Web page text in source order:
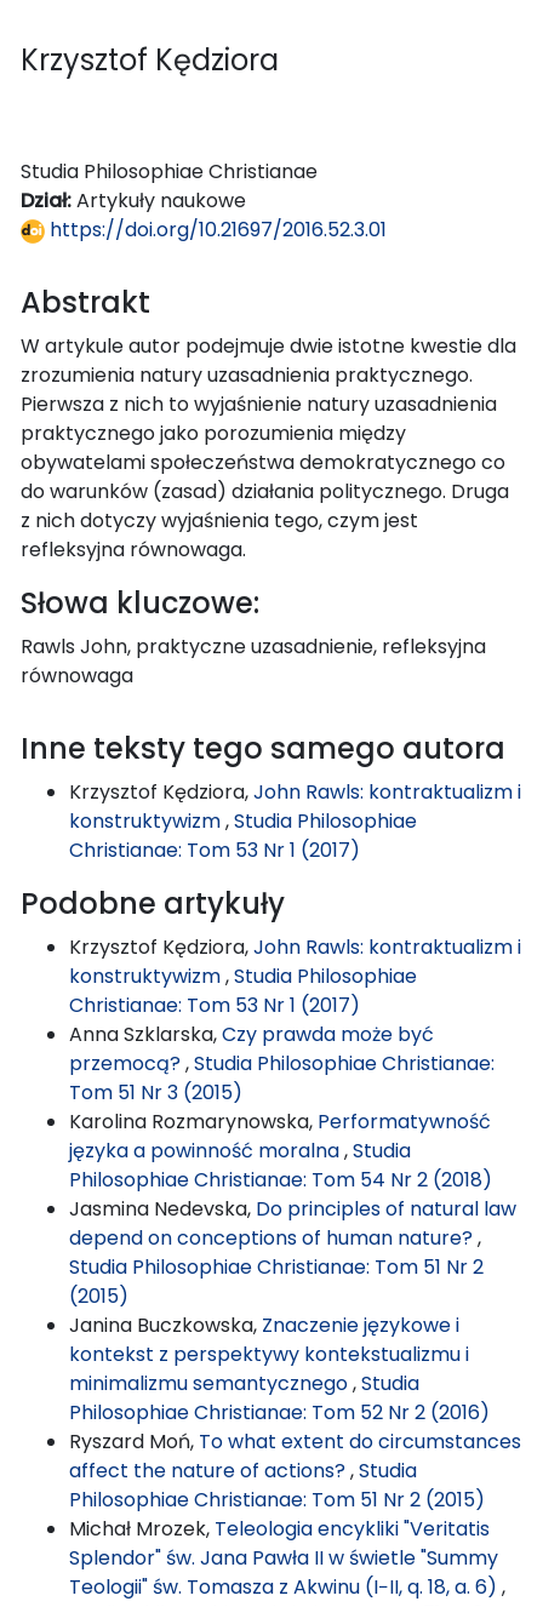
Krzysztof Kędziora
Studia Philosophiae Christianae
Dział:Artykuły naukowe
https://doi.org/10.21697/2016.52.3.01
Abstrakt
W artykule autor podejmuje dwie istotne kwestie dla
zrozumienia natury uzasadnienia praktycznego.
Pierwsza z nich to wyjaśnienie natury uzasadnienia
praktycznego jako porozumienia między
obywatelami społeczeństwa demokratycznego co
do warunków (zasad) działania politycznego. Druga
z nich dotyczy wyjaśnienia tego, czym jest
refleksyjna równowaga.
Słowa kluczowe:
Rawls John, praktyczne uzasadnienie, refleksyjna
równowaga
Inne teksty tego samego autora
Krzysztof Kędziora,John Rawls: kontraktualizm i
konstruktywizm,Studia Philosophiae
Christianae: Tom 53 Nr 1 (2017)
Podobne artykuły
Krzysztof Kędziora,John Rawls: kontraktualizm i
konstruktywizm,Studia Philosophiae
Christianae: Tom 53 Nr 1 (2017)
Anna Szklarska,Czy prawda może być
przemocą?,Studia Philosophiae Christianae:
Tom 51 Nr 3 (2015)
Karolina Rozmarynowska, Performatywność
języka a powinność moralna,Studia
Philosophiae Christianae: Tom 54 Nr 2 (2018)
Jasmina Nedevska, Do principles of natural law
depend on conceptions of human nature?,
Studia Philosophiae Christianae: Tom 51 Nr 2
(2015)
Janina Buczkowska, Znaczenie językowe i
kontekst z perspektywy kontekstualizmu i
minimalizmu semantycznego,Studia
Philosophiae Christianae: Tom 52 Nr 2 (2016)
Ryszard Moń, To what extent do circumstances
affect the nature of actions?,Studia
Philosophiae Christianae: Tom 51 Nr 2 (2015)
Michał Mrozek, Teleologia encykliki "Veritatis
Splendor" św. Jana Pawła II w świetle "Summy
Teologii" św. Tomasza z Akwinu (I−II, q. 18, a. 6) ,